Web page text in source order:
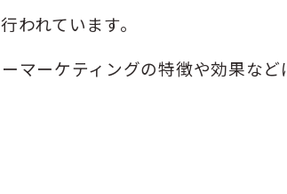
われています。
マーケティングの特徴や効果など